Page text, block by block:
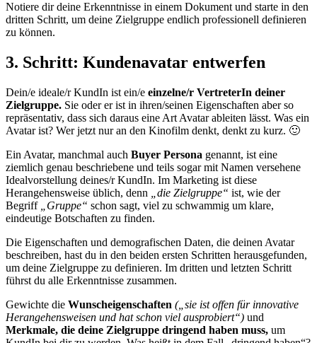
Notiere dir deine Erkenntnisse in einem Dokument und starte in den
dritten Schritt, um deine Zielgruppe endlich professionell definieren
zu können.
3. Schritt: Kundenavatar entwerfen
Dein/e ideale/r KundIn ist ein/e einzelne/r VertreterIn deiner
Zielgruppe. Sie oder er ist in ihren/seinen Eigenschaften aber so
repräsentativ, dass sich daraus eine Art Avatar ableiten lässt. Was ein
Avatar ist? Wer jetzt nur an den Kinofilm denkt, denkt zu kurz. 🙂
Ein Avatar, manchmal auch Buyer Persona genannt, ist eine
ziemlich genau beschriebene und teils sogar mit Namen versehene
Idealvorstellung deines/r KundIn. Im Marketing ist diese
Herangehensweise üblich, denn
„die Zielgruppe“ ist, wie der
Begriff
„Gruppe“ schon sagt, viel zu schwammig um klare,
eindeutige Botschaften zu finden.
Die Eigenschaften und demografischen Daten, die deinen Avatar
beschreiben, hast du in den beiden ersten Schritten herausgefunden,
um deine Zielgruppe zu definieren. Im dritten und letzten Schritt
führst du alle Erkenntnisse zusammen.
Gewichte die Wunscheigenschaften („sie ist offen für innovative
Herangehensweisen und hat schon viel ausprobiert“) und
Merkmale, die deine Zielgruppe dringend haben muss, um